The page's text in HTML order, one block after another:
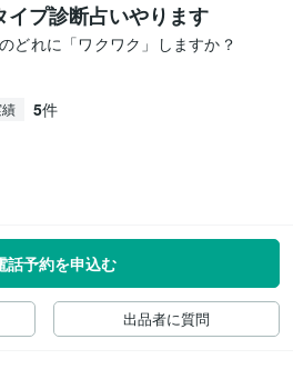
プ診断占いやります
どれに「ワクワク」しますか？
5件
話予約を申込む
出品者に質問